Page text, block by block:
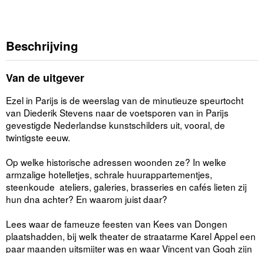
Beschrijving
Van de uitgever
Ezel in Parijs is de weerslag van de minutieuze speurtocht
van Diederik Stevens naar de voetsporen van in Parijs
gevestigde Nederlandse kunstschilders uit, vooral, de
twintigste eeuw.
Op welke historische adressen woonden ze? In welke
armzalige hotelletjes, schrale huurappartementjes,
steenkoude ateliers, galeries, brasseries en cafés lieten zij
hun dna achter? En waarom juist daar?
Lees waar de fameuze feesten van Kees van Dongen
plaatshadden, bij welk theater de straatarme Karel Appel een
paar maanden uitsmijter was en waar Vincent van Gogh zijn